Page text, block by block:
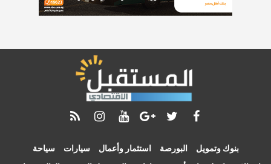
بنوك وتمويل البورصة استثمار وأعمال سيارات
سياحة